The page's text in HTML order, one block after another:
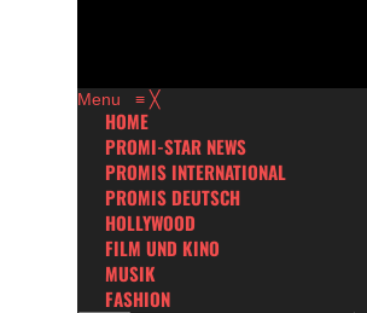
Menu ≡ ╳
HOME
PROMI-STAR NEWS
PROMIS INTERNATIONAL
PROMIS DEUTSCH
HOLLYWOOD
FILM UND KINO
MUSIK
FASHION